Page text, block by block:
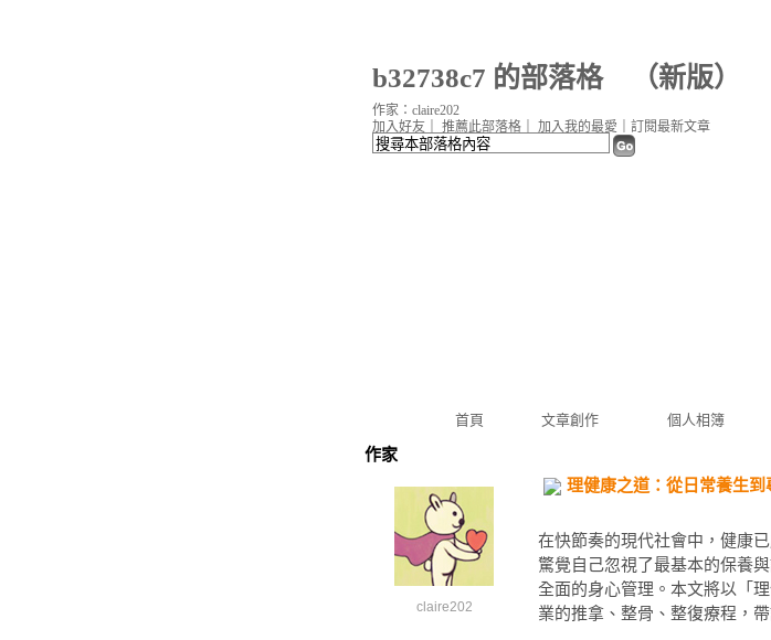
b32738c7 的部落格（新版）
首頁 文章創作 個人相簿
加入好友 推薦此部落格 加入我的最愛 訂閱最新文章
作家：claire202
作家
claire202
理健康之道：從日常養生
在快節奏的現代社會中，健康
驚覺自己忽視了最基本的保養
全面的身心管理。本文將以「
業的推拿、整骨、整復療程，